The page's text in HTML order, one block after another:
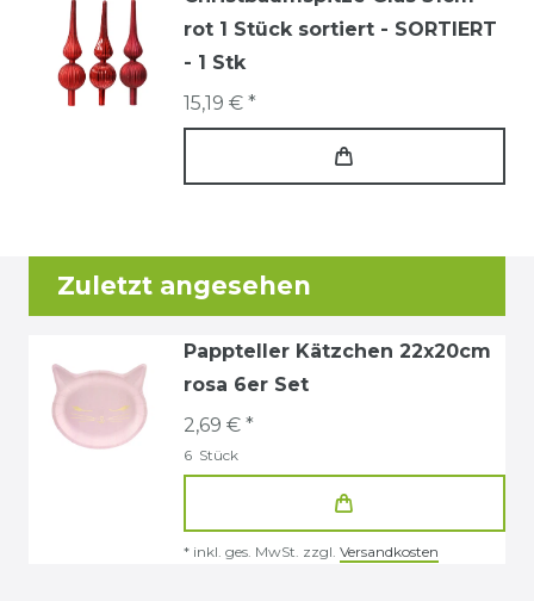
rot 1 Stück sortiert - SORTIERT
- 1 Stk
15,19 € *
Zuletzt angesehen
Pappteller Kätzchen 22x20cm
rosa 6er Set
2,69 € *
6 Stück
* inkl. ges. MwSt. zzgl. Versandkosten